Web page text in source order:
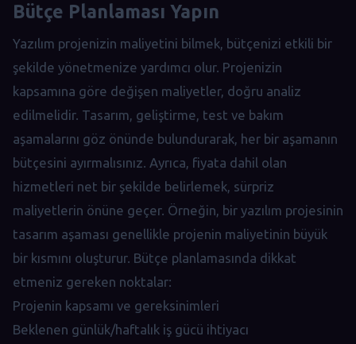
Bütçe Planlaması Yapın
Yazılım projenizin maliyetini bilmek, bütçenizi etkili bir
şekilde yönetmenize yardımcı olur. Projenizin
kapsamına göre değişen maliyetler, doğru analiz
edilmelidir. Tasarım, geliştirme, test ve bakım
aşamalarını göz önünde bulundurarak, her bir aşamanın
bütçesini ayırmalısınız. Ayrıca, fiyata dahil olan
hizmetleri net bir şekilde belirlemek, sürpriz
maliyetlerin önüne geçer. Örneğin, bir yazılım projesinin
tasarım aşaması genellikle projenin maliyetinin büyük
bir kısmını oluşturur. Bütçe planlamasında dikkat
etmeniz gereken noktalar:
Projenin kapsamı ve gereksinimleri
Beklenen günlük/haftalık iş gücü ihtiyacı